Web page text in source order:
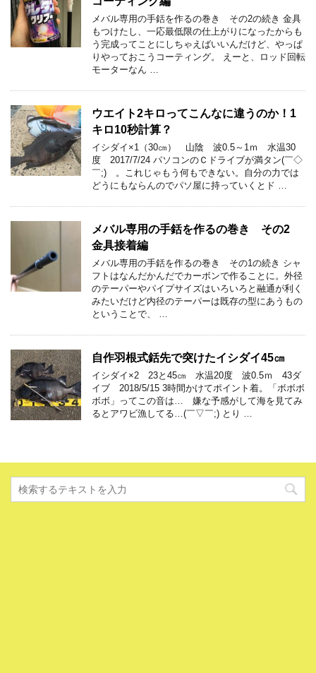
メバル専用の手銛を作るの巻き その2の続き 金具
もつけたし、一応最低限の仕上がりになったからも
う完成ってことにしちゃえばいいんだけど、やっぱ
りやっておこうコーティング。 えーと、ロッド回転
モーターなん …
ウエイト2キロってこんなに違うのか！1
キロ10秒計算？
イシダイ×1（30㎝） 山陰 波0.5～1ｍ 水温30
度 2017/7/24 パソコンのＣドライブが満タン(￣◇
￣;) 。これじゃもう何もできない。自分の力では
どうにもならんのでパソ屋に持っていくとド …
メバル専用の手銛を作るの巻き その2
金具接着編
メバル専用の手銛を作るの巻き その1の続き シャ
フトはなんだかんだでカーボンで作ることに。外径
のテーパーやパイプサイズはいろいろと融通が利く
みたいだけど内径のテーパーは既存の型にあうもの
ということで、 …
自作羽根式銛先で突けたイシダイ45㎝
イシダイ×2 23と45㎝ 水温20度 波0.5ｍ 43ダ
イブ 2018/5/15 3時間かけてポイント着。「ボボボ
ボボ」ってこの音は… 嫌な予感がして海を見てみ
るとアワビ漁してる…(￣▽￣;) とり …